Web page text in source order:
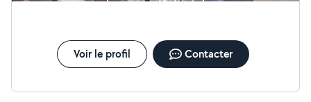
Voir le profil Contacter